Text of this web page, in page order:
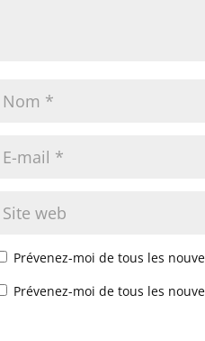
Prévenez-moi de tous les
Prévenez-moi de tous les